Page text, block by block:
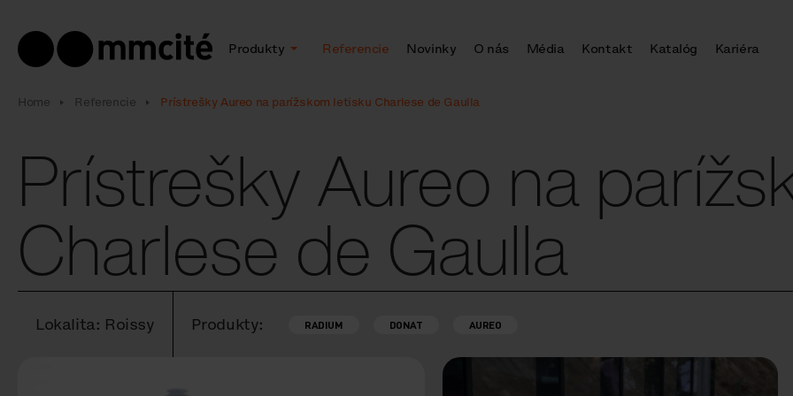
Produkty Referencie Novinky O nás Média Kontakt Katalóg Kariéra
Home Referencie Prístrešky Aureo na parížskom letisku Charlese de Gaulla
Prístrešky Aureo na
Charlese de Gaulla
Lokalita: Roissy Produkty: RADIUM DONAT AUREO